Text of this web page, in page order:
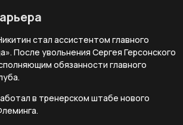
стал ассистентом главного
После увольнения Сергея Герсонского
обязанности главного
в тренерском штабе нового